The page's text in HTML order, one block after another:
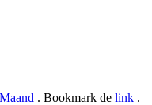
. Bookmark de link .